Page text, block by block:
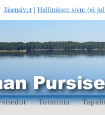
Jäsensivut Hallituksen sivut (ei
Toiminta